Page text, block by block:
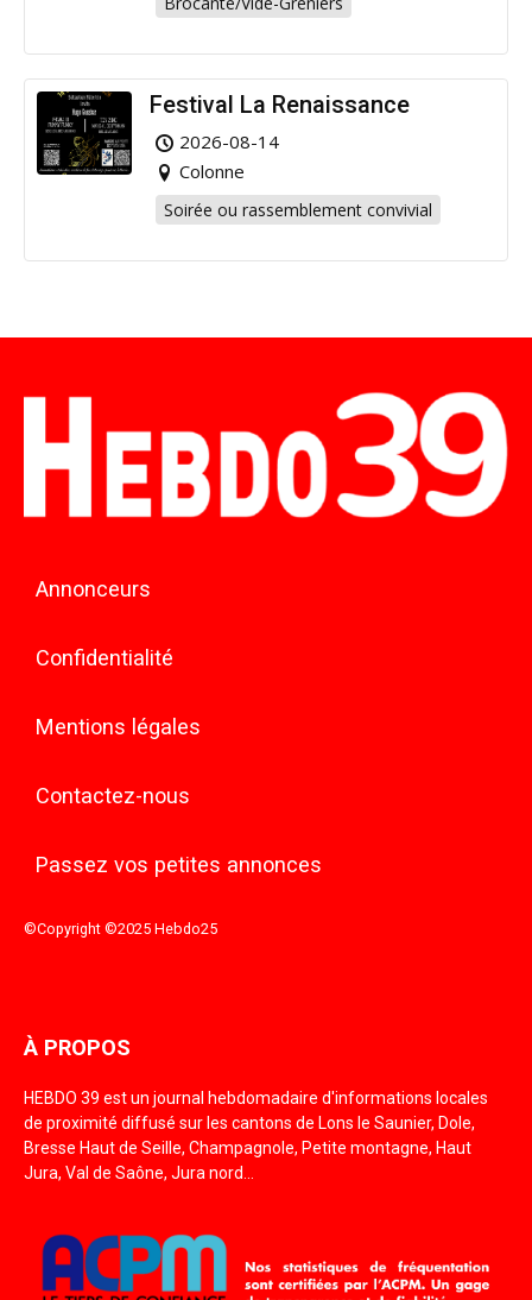
Festival La Renaissance
2026-08-14
Colonne
Soirée ou rassemblement convivial